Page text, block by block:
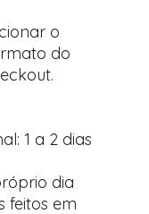
o
do
1 a 2 dias
dia
feitos em